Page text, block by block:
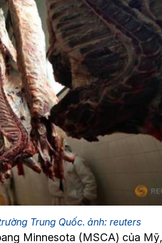
Trung Quốc. ảnh: reuters
Minnesota (MSCA) của